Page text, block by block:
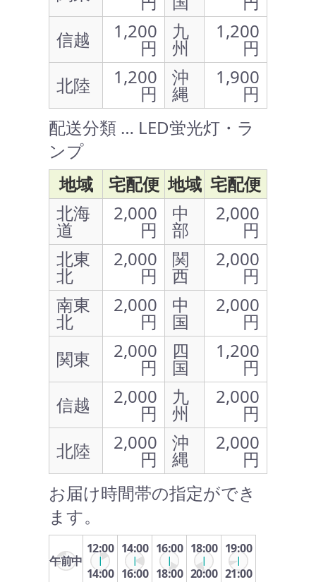
信越
1,200
円
九
州
1,200
円
北陸
1,200
円
沖
縄
1,900
円
配送分類 … LED蛍光灯・ラ
ンプ
地域
宅配便 地域 宅配便
北海
道
2,000
円
中
部
2,000
円
北東
北
2,000
円
関
西
2,000
円
南東
北
2,000
円
中
国
2,000
円
関東
2,000
円
四
国
1,200
円
信越
2,000
円
九
州
2,000
円
北陸
2,000
円
沖
縄
2,000
円
お届け時間帯の指定ができ
ます。
午前中
12:00
14:00
14:00
16:00
16:00
18:00
18:00
20:00
19:00
21:00